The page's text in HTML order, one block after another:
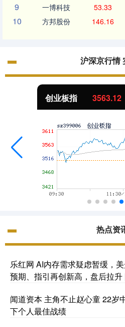
9 一博科技 53.33
10 方邦股份 146.16
沪深京行情
创业板指 3563.12
热点资
乐红网 AI内存需求疑虑暂缓，
预期、指引再创新高，盘后拉升
闻道资本 主角不止赵心童 22岁
下个人最佳战绩